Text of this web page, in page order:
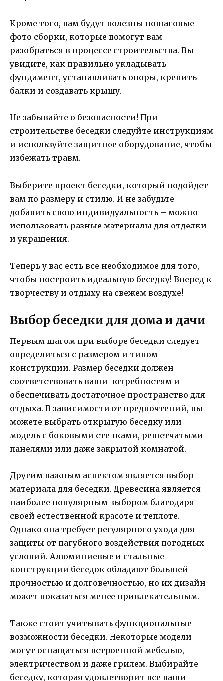
Кроме того, вам будут полезны пошаговые
фото сборки, которые помогут вам
разобраться в процессе строительства. Вы
увидите, как правильно укладывать
фундамент, устанавливать опоры, крепить
балки и создавать крышу.
Не забывайте о безопасности! При
строительстве беседки следуйте инструкциям
и используйте защитное оборудование, чтобы
избежать травм.
Выберите проект беседки, который подойдет
вам по размеру и стилю. И не забудьте
добавить свою индивидуальность – можно
использовать разные материалы для отделки
и украшения.
Теперь у вас есть все необходимое для того,
чтобы построить идеальную беседку! Вперед к
творчеству и отдыху на свежем воздухе!
Выбор беседки для дома и дачи
Первым шагом при выборе беседки следует
определиться с размером и типом
конструкции. Размер беседки должен
соответствовать ваши потребностям и
обеспечивать достаточное пространство для
отдыха. В зависимости от предпочтений, вы
можете выбрать открытую беседку или
модель с боковыми стенками, решетчатыми
панелями или даже закрытой комнатой.
Другим важным аспектом является выбор
материала для беседки. Древесина является
наиболее популярным выбором благодаря
своей естественной красоте и теплоте.
Однако она требует регулярного ухода для
защиты от пагубного воздействия погодных
условий. Алюминиевые и стальные
конструкции беседок обладают большей
прочностью и долговечностью, но их дизайн
может показаться менее привлекательным.
Также стоит учитывать функциональные
возможности беседки. Некоторые модели
могут оснащаться встроенной мебелью,
электричеством и даже грилем. Выбирайте
беседку, которая удовлетворит все ваши